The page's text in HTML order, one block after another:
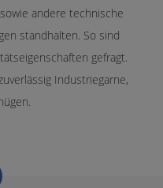
andere technische
standhalten. So sind
gefragt.
Industriegarne,